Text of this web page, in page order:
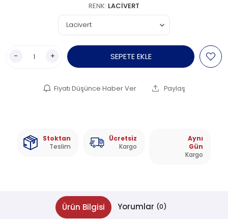
RENK: LACIVERT
- + SEPETE EKLE
Fiyatı Düşünce Haber Ver Paylaş
Stoktan
Teslim
Ücretsiz
Kargo
Aynı
Gün
Kargo
Ürün Bilgisi Yorumlar (0)